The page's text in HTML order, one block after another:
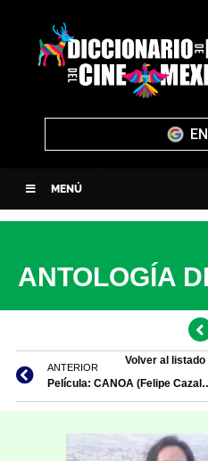
MENÚ
ANTOLOGÍA
Volver al
ANTERIOR
Película: